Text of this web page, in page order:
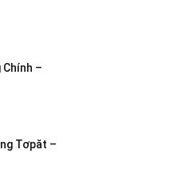
Chính –
Tơpăt –